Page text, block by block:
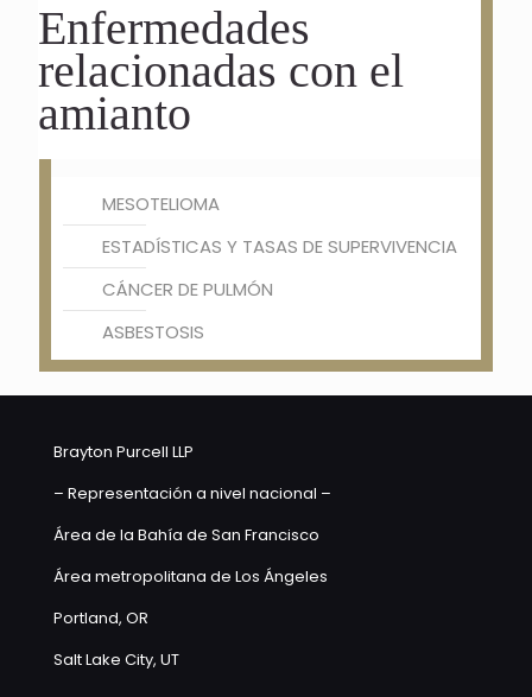
Enfermedades
relacionadas con el
amianto
MESOTELIOMA
ESTADÍSTICAS Y TASAS DE SUPERVIVENCIA
CÁNCER DE PULMÓN
ASBESTOSIS
Brayton Purcell LLP
– Representación a nivel nacional –
Área de la Bahía de San Francisco
Área metropolitana de Los Ángeles
Portland, OR
Salt Lake City, UT